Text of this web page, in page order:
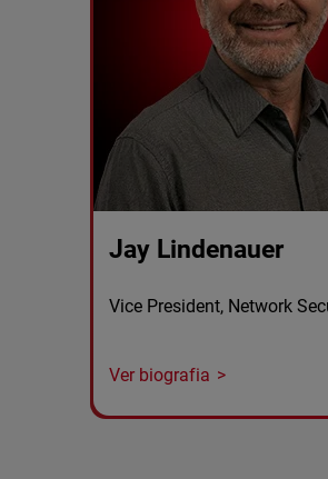
Jay Lindenauer
Vice President, Network
Ver biografia